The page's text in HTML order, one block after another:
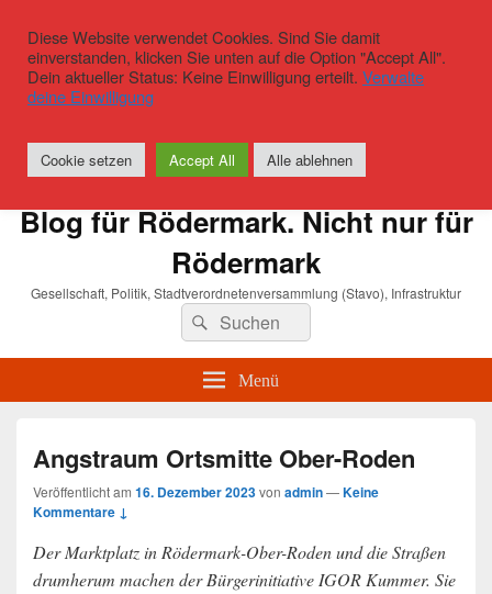
Blog für Rödermark. Nicht nur für
Rödermark
Gesellschaft, Politik, Stadtverordnetenversammlung (Stavo), Infrastruktur
Suchen
nach:
Suchen
Menü
Angstraum Ortsmitte Ober-Roden
Veröffentlicht am 16. Dezember 2023von admin—Keine
Kommentare ↓
Der Marktplatz in Rödermark-Ober-Roden und die Straßen
drumherum machen der Bürgerinitiative IGOR Kummer. Sie
Diese Website verwendet Cookies. Sind Sie damit
einverstanden, klicken Sie unten auf die Option "Accept All".
Dein aktueller Status: Keine Einwilligung erteilt. Verwalte
deine Einwilligung
Cookie setzen Accept All Alle ablehnen